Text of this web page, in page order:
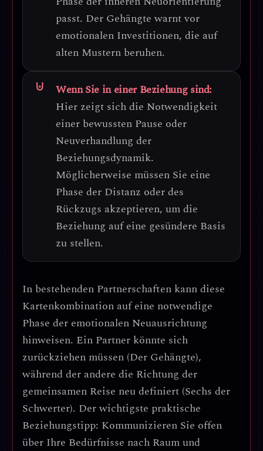
passt. Der Gehängte warnt vor
emotionalen Investitionen, die auf
alten Mustern beruhen.
Wenn Sie in einer Beziehung sind:
Hier zeigt sich die Notwendigkeit
einer bewussten Pause oder
Neuverhandlung der
Beziehungsdynamik.
Möglicherweise müssen Sie eine
Phase der Distanz oder des
Rückzugs akzeptieren, um die
Beziehung auf eine gesündere Basis
zu stellen.
In bestehenden Partnerschaften kann diese
Kartenkombination auf eine notwendige
Phase der emotionalen Neuausrichtung
hinweisen. Ein Partner könnte sich
zurückziehen müssen (Der Gehängte),
während der andere die Richtung der
gemeinsamen Reise neu definiert (Sechs der
Schwerter). Der wichtigste praktische
Beziehungstipp: Kommunizieren Sie offen
über Ihre Bedürfnisse nach Raum und